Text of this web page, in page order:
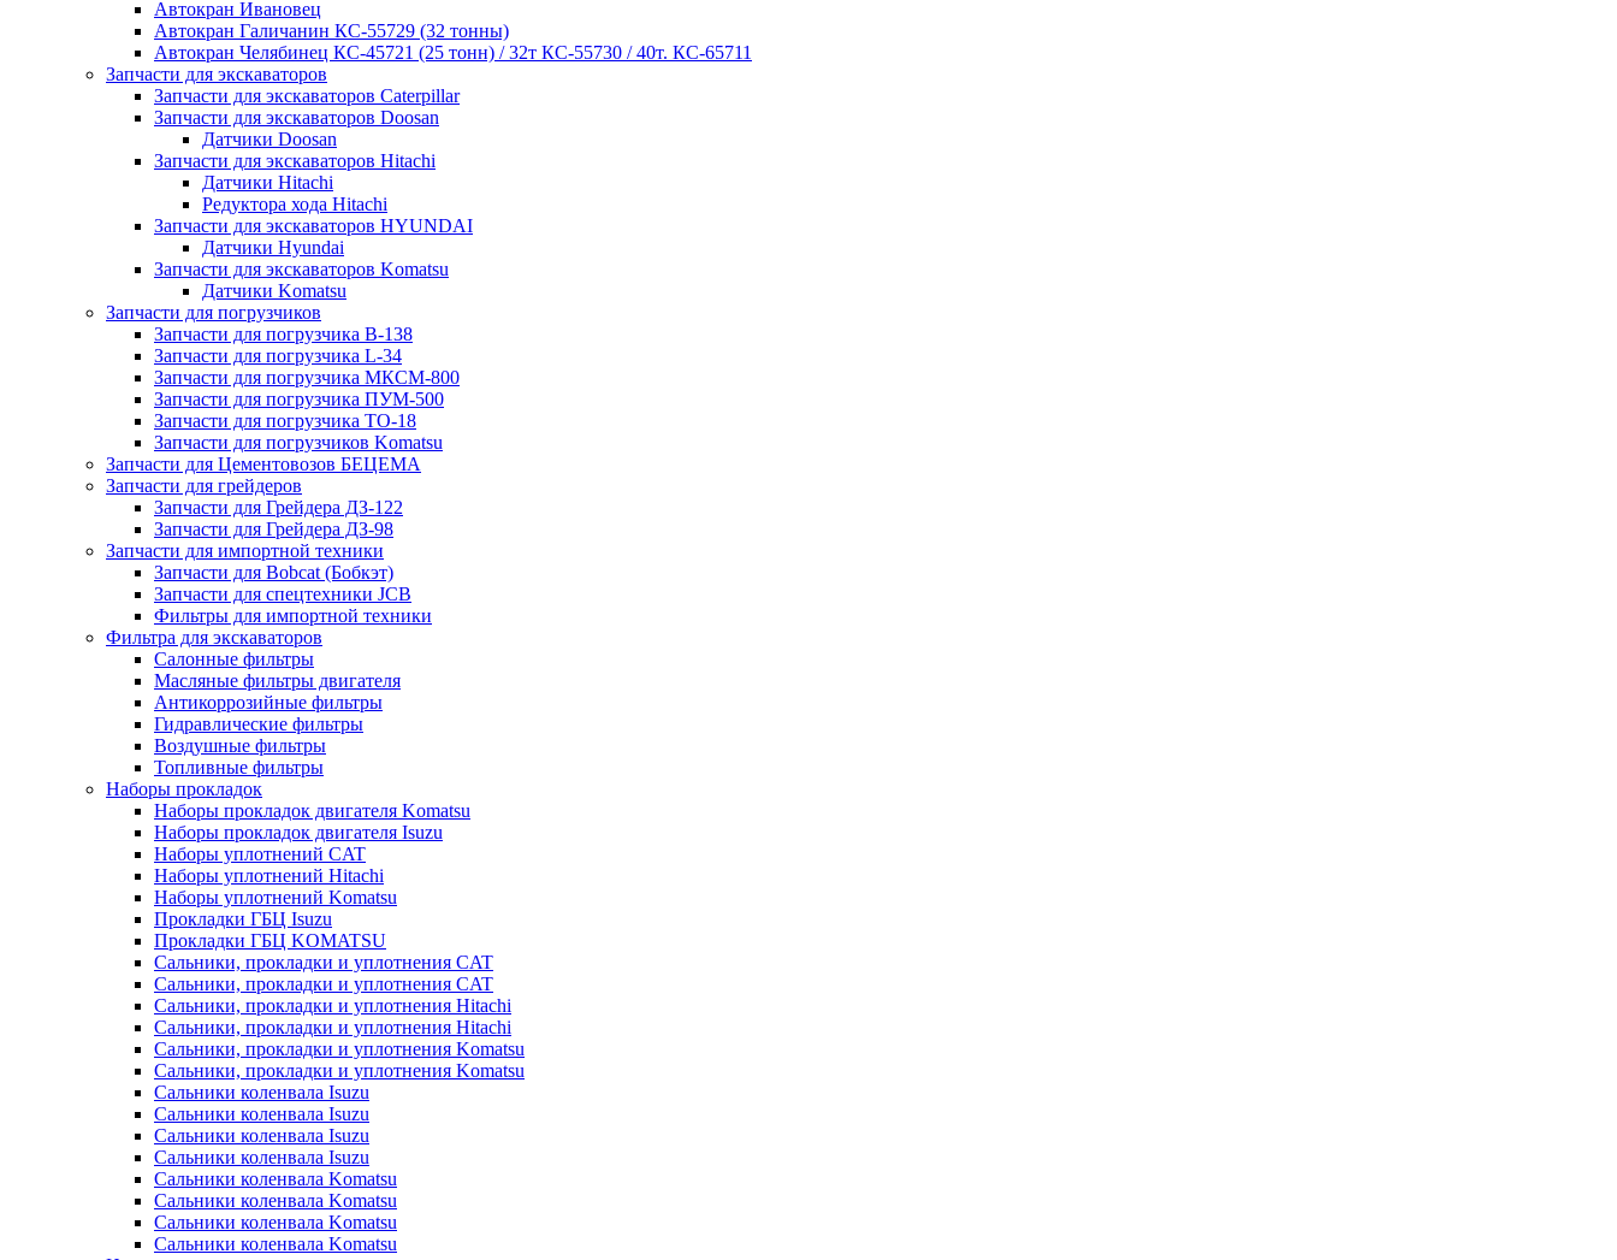
Автокран Ивановец
Автокран Галичанин КС-55729 (32 тонны)
Автокран Челябинец КС-45721 (25 тонн) / 32т КС-55730 / 40т. КС-65711
Запчасти для экскаваторов
Запчасти для экскаваторов Caterpillar
Запчасти для экскаваторов Doosan
Датчики Doosan
Запчасти для экскаваторов Hitachi
Датчики Hitachi
Редуктора хода Hitachi
Запчасти для экскаваторов HYUNDAI
Датчики Hyundai
Запчасти для экскаваторов Komatsu
Датчики Komatsu
Запчасти для погрузчиков
Запчасти для погрузчика B-138
Запчасти для погрузчика L-34
Запчасти для погрузчика МКСМ-800
Запчасти для погрузчика ПУМ-500
Запчасти для погрузчика ТО-18
Запчасти для погрузчиков Komatsu
Запчасти для Цементовозов БЕЦЕМА
Запчасти для грейдеров
Запчасти для Грейдера ДЗ-122
Запчасти для Грейдера ДЗ-98
Запчасти для импортной техники
Запчасти для Bobcat (Бобкэт)
Запчасти для спецтехники JCB
Фильтры для импортной техники
Фильтра для экскаваторов
Салонные фильтры
Масляные фильтры двигателя
Антикоррозийные фильтры
Гидравлические фильтры
Воздушные фильтры
Топливные фильтры
Наборы прокладок
Наборы прокладок двигателя Komatsu
Наборы прокладок двигателя Isuzu
Наборы уплотнений CAT
Наборы уплотнений Hitachi
Наборы уплотнений Komatsu
Прокладки ГБЦ Isuzu
Прокладки ГБЦ KOMATSU
Сальники, прокладки и уплотнения CAT
Сальники, прокладки и уплотнения CAT
Сальники, прокладки и уплотнения Hitachi
Сальники, прокладки и уплотнения Hitachi
Сальники, прокладки и уплотнения Komatsu
Сальники, прокладки и уплотнения Komatsu
Сальники коленвала Isuzu
Сальники коленвала Isuzu
Сальники коленвала Isuzu
Сальники коленвала Isuzu
Сальники коленвала Komatsu
Сальники коленвала Komatsu
Сальники коленвала Komatsu
Сальники коленвала Komatsu